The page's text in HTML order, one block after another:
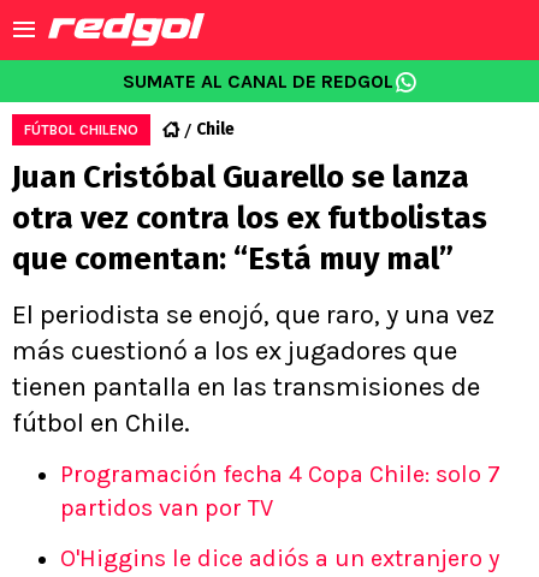
SUMATE AL CANAL DE REDGOL
FÚTBOL CHILENO Chile
Juan Cristóbal Guarello se lanza
otra vez contra los ex futbolistas
que comentan: “Está muy mal”
El periodista se enojó, que raro, y una vez
más cuestionó a los ex jugadores que
tienen pantalla en las transmisiones de
fútbol en Chile.
Programación fecha 4 Copa Chile: solo 7
partidos van por TV
O'Higgins le dice adiós a un extranjero y